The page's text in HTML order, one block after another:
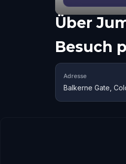
Über
Besuch
Adresse
Balkerne Gate,